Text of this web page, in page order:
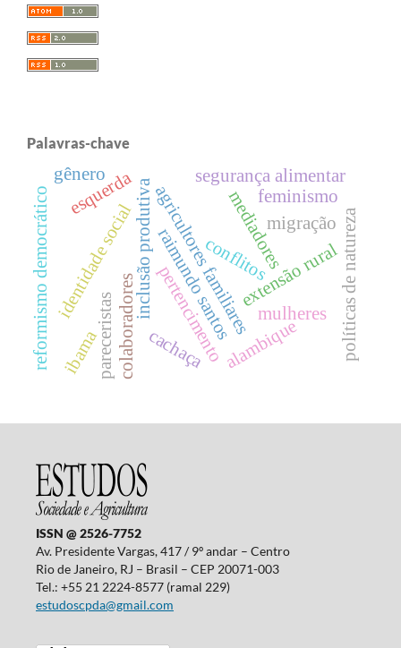
Palavras-chave
inclusão produtivaagricultores familiaresextensão rural
mediadoresmigração
pertencimento
identidade social
colaboradores
pareceristas
segurança alimentar
cachaça alambique
ibama políticas de natureza
raimundo santos
reformismo democrático esquerda
mulheres
conflitos
feminismo
gênero
ISSN @ 2526-7752
Av. Presidente Vargas, 417 / 9º andar – Centro
Rio de Janeiro, RJ – Brasil – CEP 20071-003
Tel.: +55 21 2224-8577 (ramal 229)
estudoscpda@gmail.com